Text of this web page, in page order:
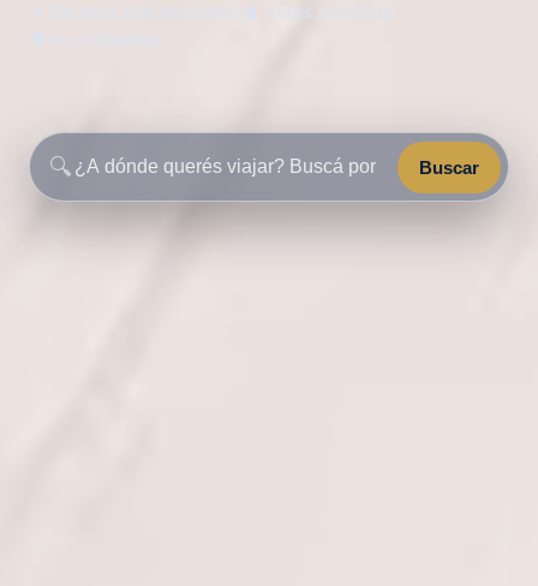
🧳 Viajes a medida
🔍 Buscar